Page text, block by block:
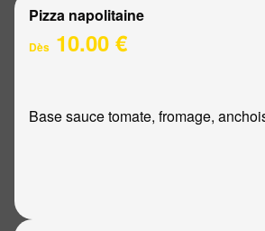
Pizza napolitaine
Dès 10.00 €
Base sauce tomate, fromage,